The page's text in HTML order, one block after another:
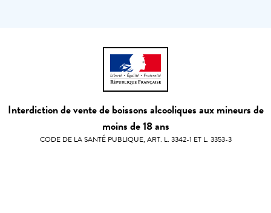
Interdiction de vente de boissons alcooliques aux mineurs de
moins de 18 ans
CODE DE LA SANTÉ PUBLIQUE, ART. L. 3342-1 ET L. 3353-3